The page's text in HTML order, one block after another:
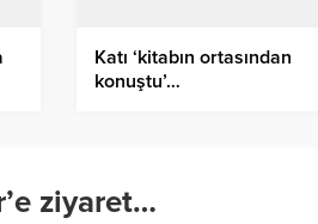
Katı ‘kitabın ortasından
konuştu’…
ziyaret…